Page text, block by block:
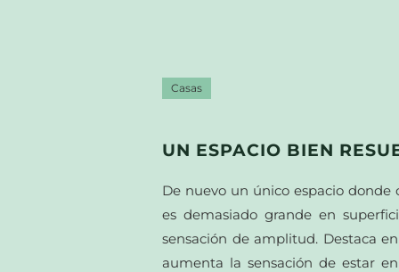
Casas
UN ESPACIO BIEN
De nuevo un único espacio donde
es demasiado grande en
sensación de amplitud. Destaca
aumenta la sensación de estar